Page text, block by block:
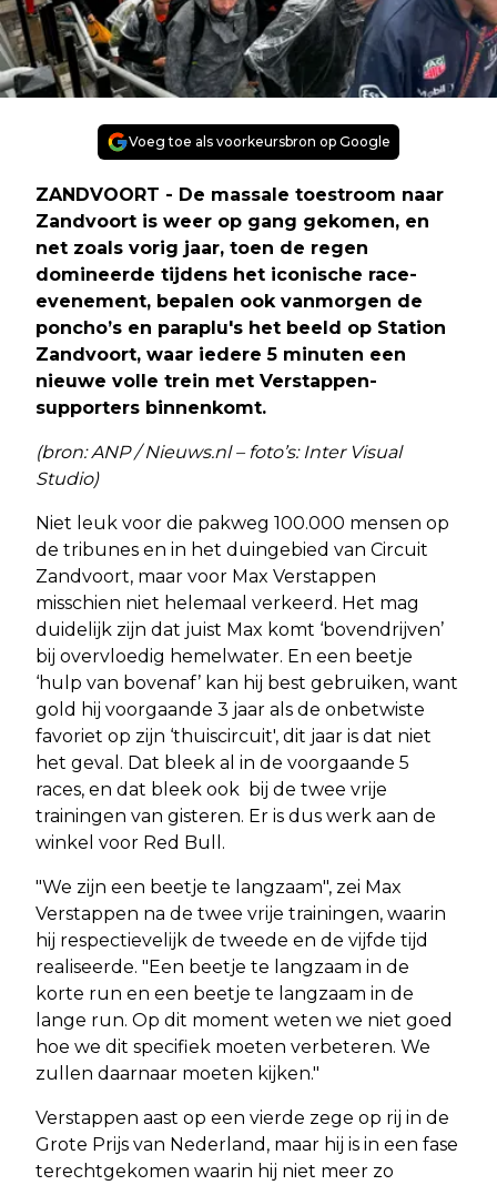
Voeg toe als voorkeursbron op Google
ZANDVOORT - De massale toestroom naar
Zandvoort is weer op gang gekomen, en
net zoals vorig jaar, toen de regen
domineerde tijdens het iconische race-
evenement, bepalen ook vanmorgen de
poncho’s en paraplu's het beeld op Station
Zandvoort, waar iedere 5 minuten een
nieuwe volle trein met Verstappen-
supporters binnenkomt.
(bron: ANP / Nieuws.nl – foto’s: Inter Visual
Studio)
Niet leuk voor die pakweg 100.000 mensen op
de tribunes en in het duingebied van Circuit
Zandvoort, maar voor Max Verstappen
misschien niet helemaal verkeerd. Het mag
duidelijk zijn dat juist Max komt ‘bovendrijven’
bij overvloedig hemelwater. En een beetje
‘hulp van bovenaf’ kan hij best gebruiken, want
gold hij voorgaande 3 jaar als de onbetwiste
favoriet op zijn ‘thuiscircuit', dit jaar is dat niet
het geval. Dat bleek al in de voorgaande 5
races, en dat bleek ook bij de twee vrije
trainingen van gisteren. Er is dus werk aan de
winkel voor Red Bull.
"We zijn een beetje te langzaam", zei Max
Verstappen na de twee vrije trainingen, waarin
hij respectievelijk de tweede en de vijfde tijd
realiseerde. "Een beetje te langzaam in de
korte run en een beetje te langzaam in de
lange run. Op dit moment weten we niet goed
hoe we dit specifiek moeten verbeteren. We
zullen daarnaar moeten kijken."
Verstappen aast op een vierde zege op rij in de
Grote Prijs van Nederland, maar hij is in een fase
terechtgekomen waarin hij niet meer zo